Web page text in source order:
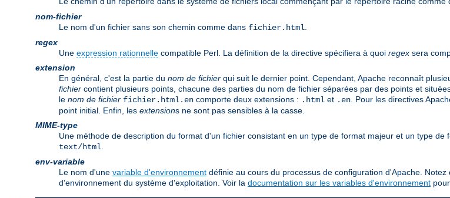
nom-fichier
Le nom d'un fichier sans son chemin comme dans fichier.html
regex
Une expression rationnelle compatible Perl. La définition de la directive spécifiera à quoi regex sera
extension
En général, c'est la partie du nom de fichier qui suit le dernier point. Cependant, Apache reconnaît
fichier contient plusieurs points, chacune des parties du nom de fichier séparées par des points et
le nom de fichier fichier.html.en comporte deux extensions : .html et .en . Pour les directives
point initial. Enfin, les extensions ne sont pas sensibles à la casse.
MIME-type
Une méthode de description du format d'un fichier consistant en un type de format majeur et un type
text/html
env-variable
Le nom d'une variable d'environnement définie au cours du processus de configuration d'Apache.
d'environnement du système d'exploitation. Voir la documentation sur les variables d'environnement